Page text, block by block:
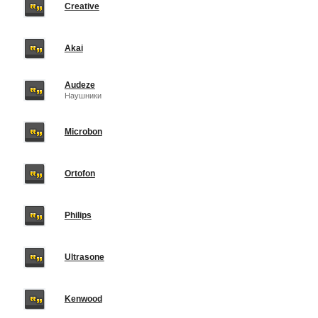
Creative
Akai
Audeze
Наушники
Microbon
Ortofon
Philips
Ultrasone
Kenwood